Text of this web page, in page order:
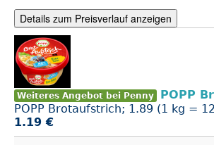
Details zum Preisverlauf anzeigen
Weiteres Angebot bei Penny
POPP
POPP Brot­aufstrich; 1.89 (1 kg =
1.19 €